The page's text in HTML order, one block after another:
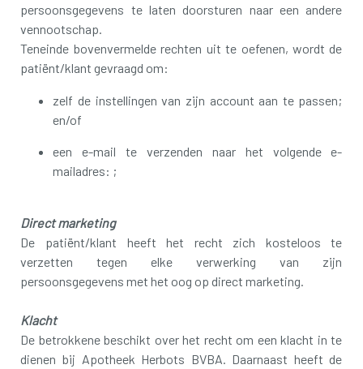
persoonsgegevens te laten doorsturen naar een andere
vennootschap.
Teneinde bovenvermelde rechten uit te oefenen, wordt de
patiënt/klant gevraagd om:
zelf de instellingen van zijn account aan te passen;
en/of
een e-mail te verzenden naar het volgende e-
mailadres: ;
Direct marketing
De patiënt/klant heeft het recht zich kosteloos te
verzetten tegen elke verwerking van zijn
persoonsgegevens met het oog op direct marketing.
Klacht
De betrokkene beschikt over het recht om een klacht in te
dienen bij Apotheek Herbots BVBA. Daarnaast heeft de